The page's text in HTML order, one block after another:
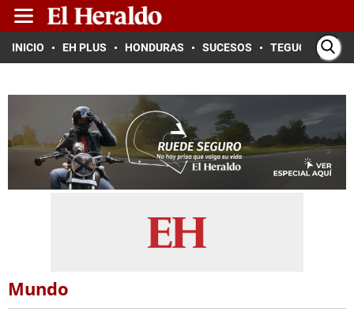
INICIO EH PLUS HONDURAS SUCESOS TEGUCIGALPA
Mundo